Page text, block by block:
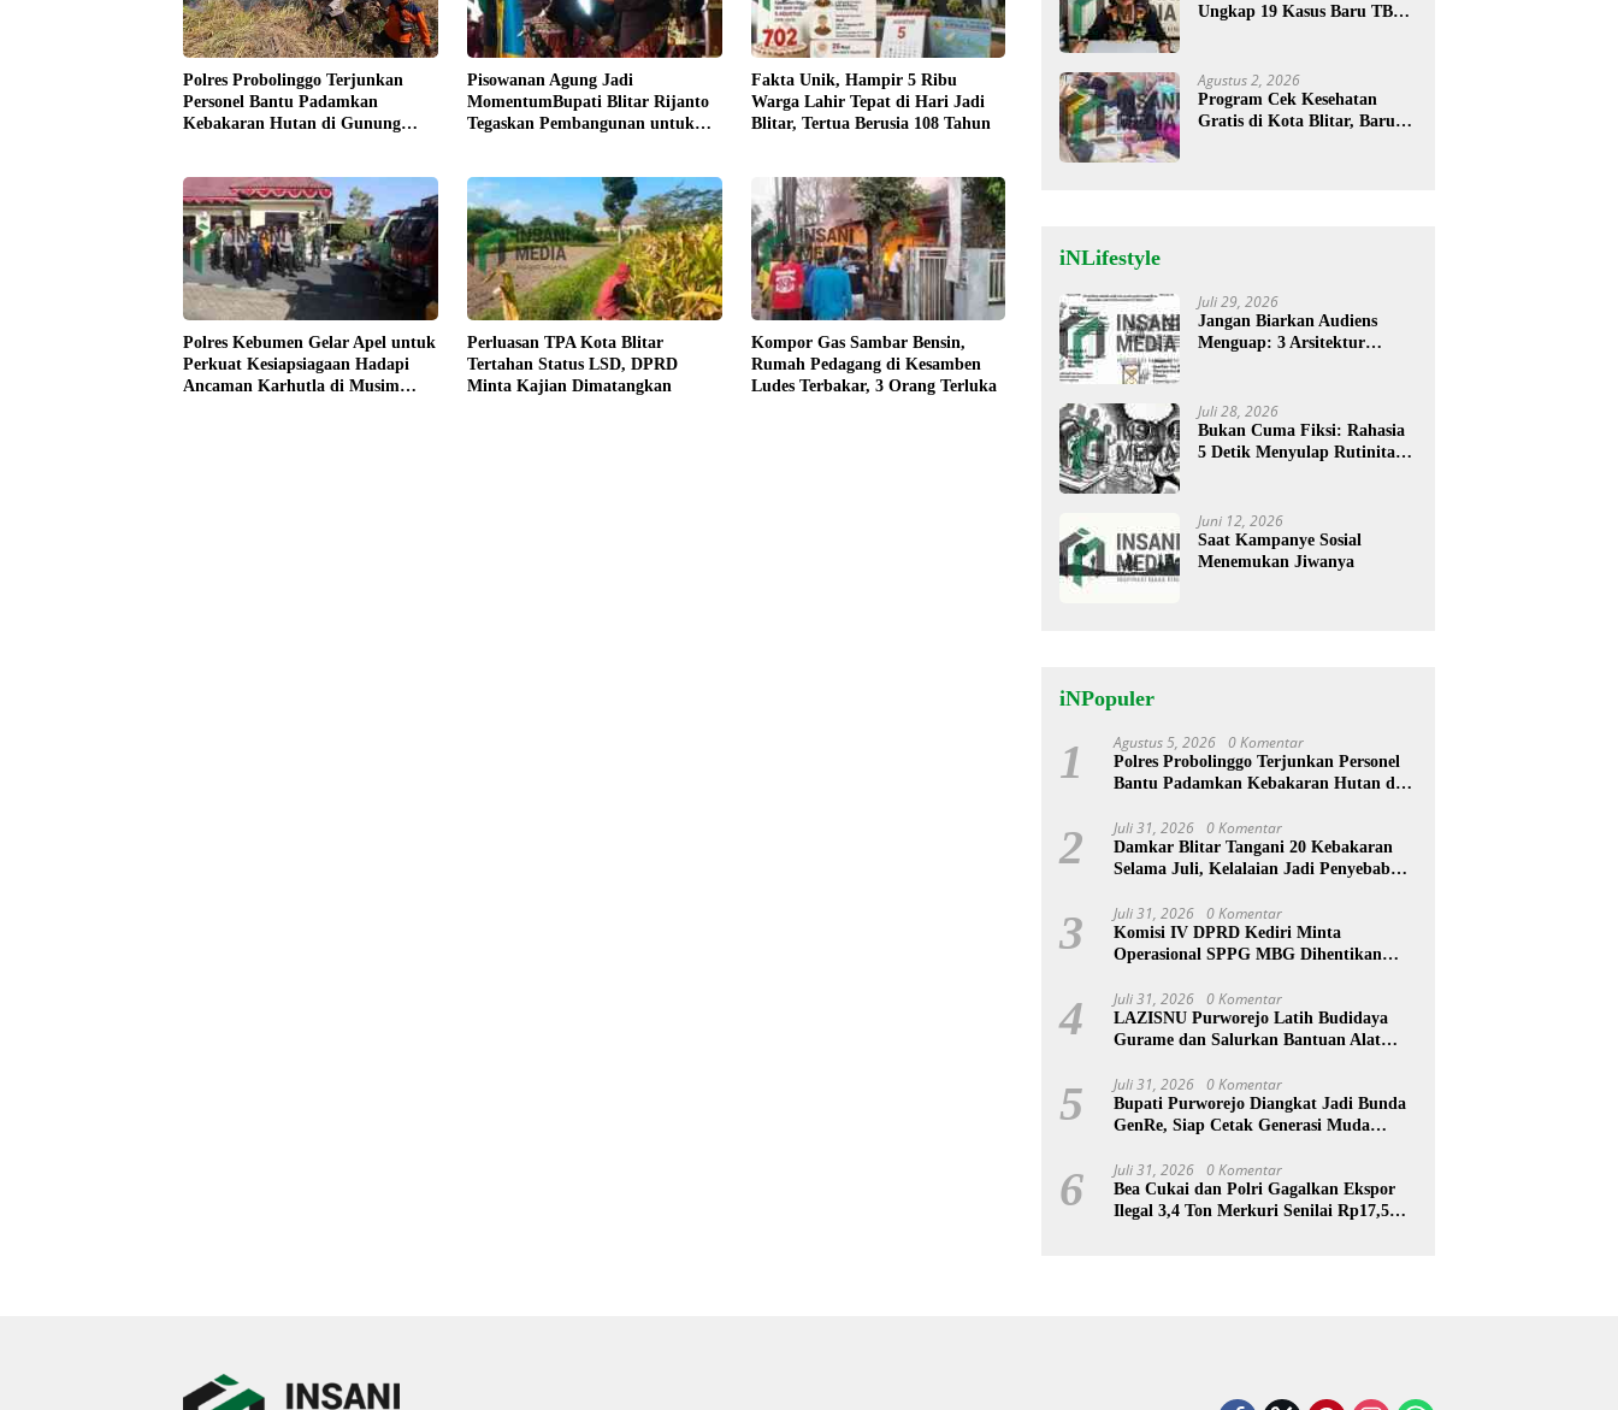
Polres Probolinggo Terjunkan
Personel Bantu Padamkan
Kebakaran Hutan di Gunung
Pisowanan Agung Jadi
MomentumBupati Blitar Rijanto
Tegaskan Pembangunan untuk
Fakta Unik, Hampir 5 Ribu
Warga Lahir Tepat di Hari Jadi
Blitar, Tertua Berusia 108 Tahun
Polres Kebumen Gelar Apel untuk
Perkuat Kesiapsiagaan Hadapi
Ancaman Karhutla di Musim
Perluasan TPA Kota Blitar
Tertahan Status LSD, DPRD
Minta Kajian Dimatangkan
Kompor Gas Sambar Bensin,
Rumah Pedagang di Kesamben
Ludes Terbakar, 3 Orang Terluka
Ungkap 19 Kasus Baru TBC,
Agustus 2, 2026
Program Cek Kesehatan
Gratis di Kota Blitar, Baru
iNLifestyle
Juli 29, 2026
Jangan Biarkan Audiens
Menguap: 3 Arsitektur
Juli 28, 2026
Bukan Cuma Fiksi: Rahasia
5 Detik Menyulap Rutinitas
Juni 12, 2026
Saat Kampanye Sosial
Menemukan Jiwanya
iNPopuler
1 Agustus 5, 2026 0 Komentar
Polres Probolinggo Terjunkan Personel
Bantu Padamkan Kebakaran Hutan di
2 Juli 31, 2026 0 Komentar
Damkar Blitar Tangani 20 Kebakaran
Selama Juli, Kelalaian Jadi Penyebab
3 Juli 31, 2026 0 Komentar
Komisi IV DPRD Kediri Minta
Operasional SPPG MBG Dihentikan
4 Juli 31, 2026 0 Komentar
LAZISNU Purworejo Latih Budidaya
Gurame dan Salurkan Bantuan Alat
5 Juli 31, 2026 0 Komentar
Bupati Purworejo Diangkat Jadi Bunda
GenRe, Siap Cetak Generasi Muda
6 Juli 31, 2026 0 Komentar
Bea Cukai dan Polri Gagalkan Ekspor
Ilegal 3,4 Ton Merkuri Senilai Rp17,5